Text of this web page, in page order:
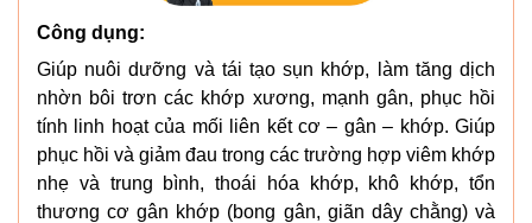
Công dụng:
Giúp nuôi dưỡng và tái tạo sụn khớp, làm tăng dịch
nhờn bôi trơn các khớp xương, mạnh gân, phục hồi
tính linh hoạt của mối liên kết cơ – gân – khớp. Giúp
phục hồi và giảm đau trong các trường hợp viêm khớp
nhẹ và trung bình, thoái hóa khớp, khô khớp, tổn
thương cơ gân khớp (bong gân, giãn dây chằng) và